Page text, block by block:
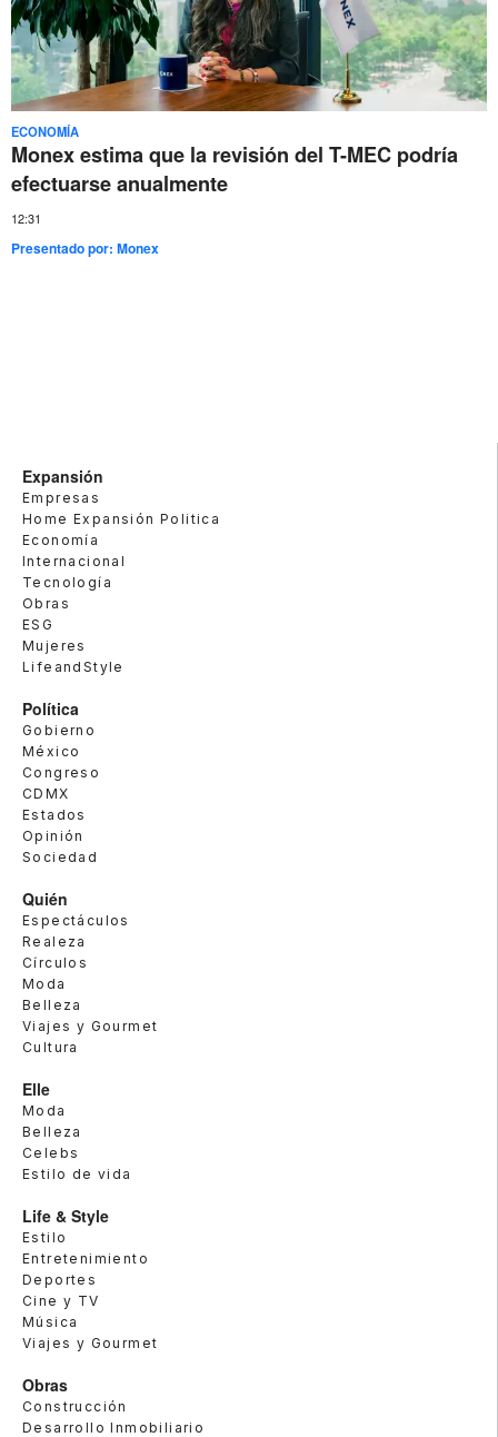
ECONOMÍA
Monex estima que la revisión del T-MEC podría
efectuarse anualmente
12:31
Presentado por:Monex
Expansión
Empresas
Home Expansión Politica
Economía
Internacional
Tecnología
Obras
ESG
Mujeres
LifeandStyle
Política
Gobierno
México
Congreso
CDMX
Estados
Opinión
Sociedad
Quién
Espectáculos
Realeza
Círculos
Moda
Belleza
Viajes y Gourmet
Cultura
Elle
Moda
Belleza
Celebs
Estilo de vida
Life & Style
Estilo
Entretenimiento
Deportes
Cine y TV
Música
Viajes y Gourmet
Obras
Construcción
Desarrollo Inmobiliario